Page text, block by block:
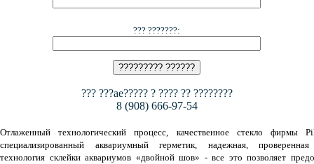
??? ???????:
??? ???ae????? ? ???? ?? ????????
8 (908) 666-97-54
Отлаженный технологический процесс, качественное стекло фирмы
специализированный аквариумный герметик, надежная,
технология склейки аквариумов «двойной шов» - все это позволяет